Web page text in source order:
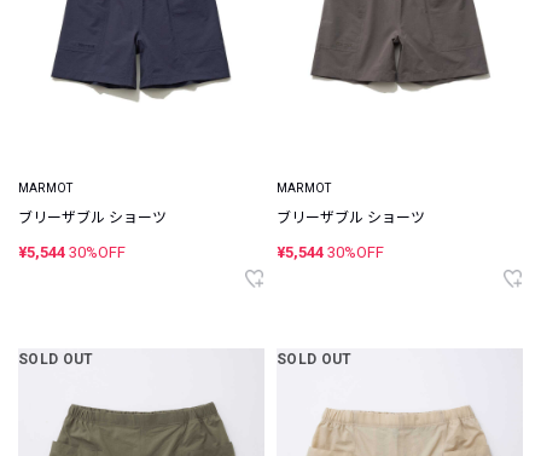
MARMOT
ブリーザブル ショーツ
¥5,544 30%OFF
MARMOT
ブリーザブル ショーツ
¥5,544 30%OFF
SOLD OUT SOLD OUT